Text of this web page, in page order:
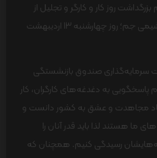
روز کار و کارگر و تجلیل از
کارگران نمونه سال 1401 پتروشیمی جم؛ روز چهارشنبه 13 اردیبهشت
سرمایه‌گذاری صندوق بازنشستگی
به دغدغه‌های کارگران، کار
مجاهدت و عشق به کشور دانست و
ما هستند لذا باید قدر آنان را
رسیدگی کنیم. همچنان که